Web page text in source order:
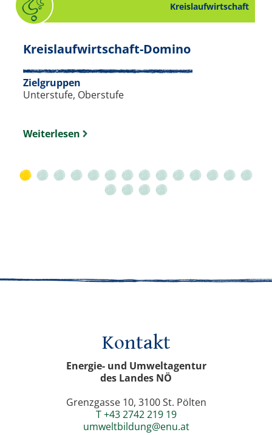
zum Thema Wasser. Slide 17 von 18.
Kreislaufwirtschaft
Kreislaufwirtschaft-Domino. Quiz zum
Zielgruppen
Unterstufe, Oberstufe
Weiterlesen
Kontakt
Energie- und Umweltagentur
des Landes NÖ
Grenzgasse 10, 3100 St. Pölten
T +43 2742 219 19
umweltbildung@enu.at